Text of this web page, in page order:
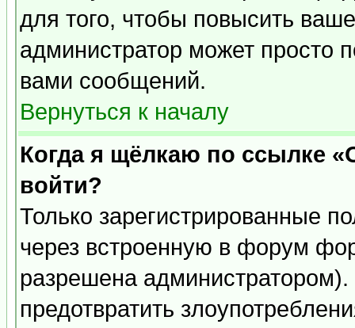
для того, чтобы повысить
администратор может просто
вами сообщений.
Вернуться к началу
Когда я щёлкаю по ссылке
войти?
Только зарегистрированные
через встроенную в форум
разрешена
предотвратить